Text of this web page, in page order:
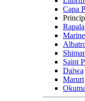
Capa
Rapala
Saint
Daiwa
Maruri
Okuma